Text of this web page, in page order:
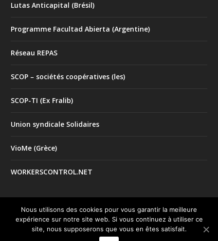
Lutas Anticapital (Brésil)
Programme Facultad Abierta (Argentine)
Réseau REPAS
SCOP – sociétés coopératives (les)
SCOP-TI (Ex Fralib)
Union syndicale Solidaires
VioMe (Grèce)
WORKERSCONTROL.NET
© 2017 Tous droits réservés |Mentions Légales| Créé par
le studioGood Impact
Nous utilisons des cookies pour vous garantir la meilleure
expérience sur notre site web. Si vous continuez à utiliser ce
site, nous supposerons que vous en êtes satisfait.